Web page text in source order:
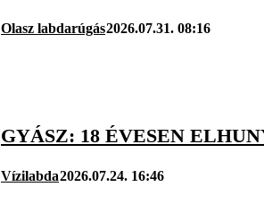
Olasz labdarúgás2026.07.31. 08:16
GYÁSZ: 18 ÉVESEN
Vízilabda2026.07.24. 16:46